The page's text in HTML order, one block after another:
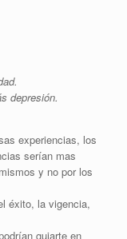
depresión.
experiencias, los
serían mas
y no por los
éxito, la vigencia,
guiarte en